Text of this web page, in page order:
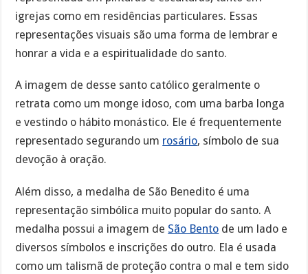
igrejas como em residências particulares. Essas
representações visuais são uma forma de lembrar e
honrar a vida e a espiritualidade do santo.
A imagem de desse santo católico geralmente o
retrata como um monge idoso, com uma barba longa
e vestindo o hábito monástico. Ele é frequentemente
representado segurando um rosário, símbolo de sua
devoção à oração.
Além disso, a medalha de São Benedito é uma
representação simbólica muito popular do santo. A
medalha possui a imagem de São Bento de um lado e
diversos símbolos e inscrições do outro. Ela é usada
como um talismã de proteção contra o mal e tem sido